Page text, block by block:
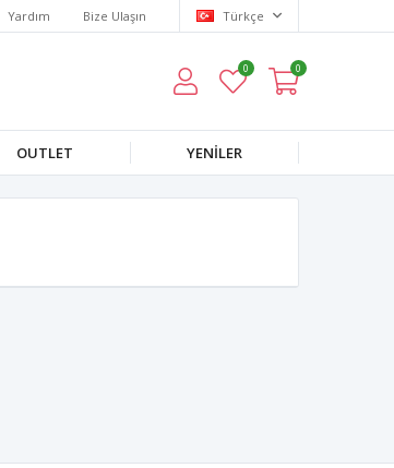
Yardım Bize Ulaşın Türkçe
0 0
OUTLET YENILER